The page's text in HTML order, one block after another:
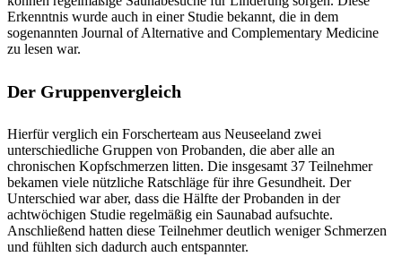
Erkenntnis wurde auch in einer Studie bekannt, die in dem
sogenannten Journal of Alternative and Complementary Medicine
zu lesen war.
Der Gruppenvergleich
Hierfür verglich ein Forscherteam aus Neuseeland zwei
unterschiedliche Gruppen von Probanden, die aber alle an
chronischen Kopfschmerzen litten. Die insgesamt 37 Teilnehmer
bekamen viele nützliche Ratschläge für ihre Gesundheit. Der
Unterschied war aber, dass die Hälfte der Probanden in der
achtwöchigen Studie regelmäßig ein Saunabad aufsuchte.
Anschließend hatten diese Teilnehmer deutlich weniger Schmerzen
und fühlten sich dadurch auch entspannter.